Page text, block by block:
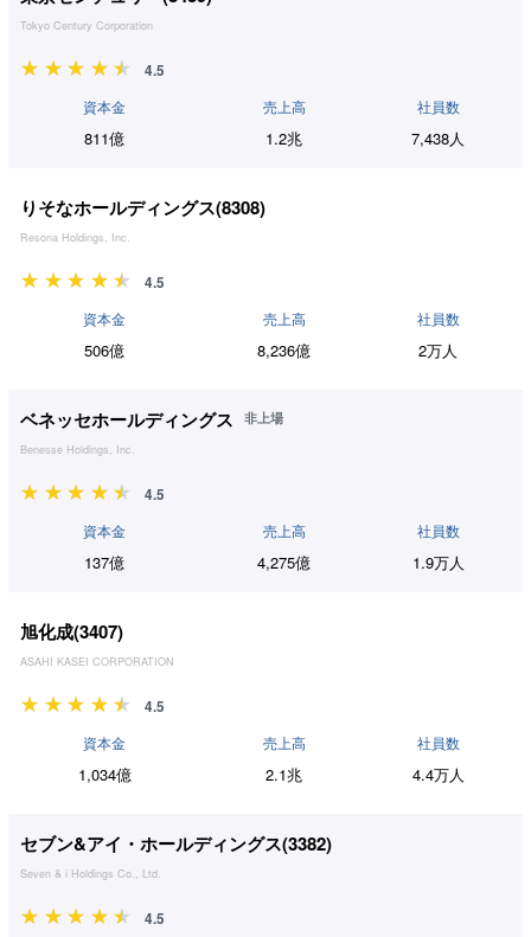
Tokyo Century Corporation
4.5
資本金
811億
売上高
1.2兆
社員数
7,438人
りそなホールディングス(8308)
Resona Holdings, Inc.
4.5
資本金
506億
売上高
8,236億
社員数
2万人
ベネッセホールディングス 非上場
Benesse Holdings, Inc.
4.5
資本金
137億
売上高
4,275億
社員数
1.9万人
旭化成(3407)
ASAHI KASEI CORPORATION
4.5
資本金
1,034億
売上高
2.1兆
社員数
4.4万人
セブン&アイ・ホールディングス(3382)
Seven & i Holdings Co., Ltd.
4.5